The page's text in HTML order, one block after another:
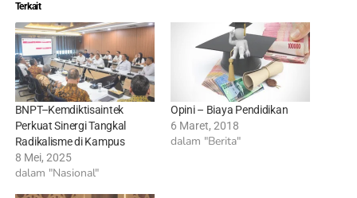
Terkait
BNPT–Kemdiktisaintek
Perkuat Sinergi Tangkal
Radikalisme di Kampus
8 Mei, 2025
dalam "Nasional"
Opini – Biaya Pendidikan
6 Maret, 2018
dalam "Berita"